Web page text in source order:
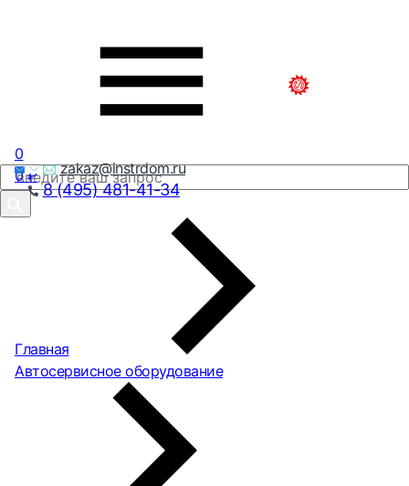
zakaz@instrdom.ru
8 (495) 481-41-34
0
0₽
Главная
Автосервисное оборудование